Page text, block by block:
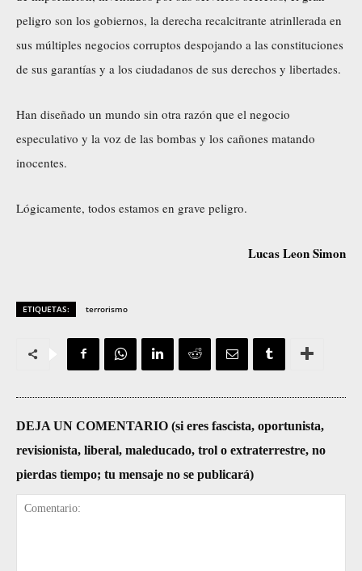
peligro son los gobiernos, la derecha recalcitrante atrinllerada en
sus múltiples negocios corruptos despojando a las constituciones
de sus garantías y a los ciudadanos de sus derechos y libertades.
Han diseñado un mundo sin otra razón que el negocio
especulativo y la voz de las bombas y los cañones matando
inocentes.
Lógicamente, todos estamos en grave peligro.
Lucas Leon Simon
ETIQUETAS: terrorismo
DEJA UN COMENTARIO (si eres fascista, oportunista,
revisionista, liberal, maleducado, trol o extraterrestre, no
pierdas tiempo; tu mensaje no se publicará)